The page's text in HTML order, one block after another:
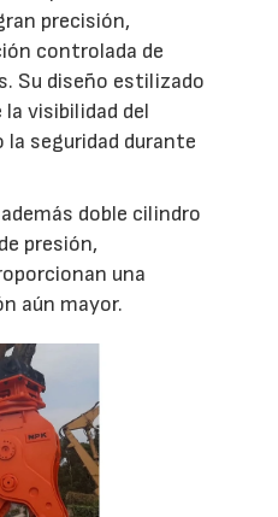
precisión,
controlada de
Su diseño estilizado
visibilidad del
seguridad durante
doble cilindro
presión,
una
aún mayor.